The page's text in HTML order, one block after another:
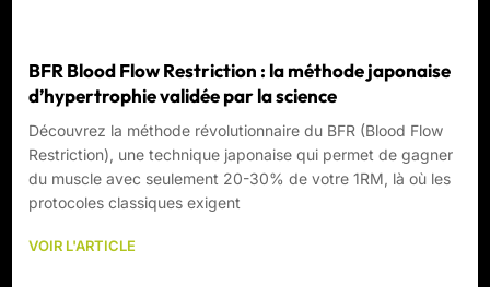
BFR Blood Flow Restriction : la méthode japonaise
d’hypertrophie validée par la science
Découvrez la méthode révolutionnaire du BFR (Blood Flow
Restriction), une technique japonaise qui permet de gagner
du muscle avec seulement 20-30% de votre 1RM, là où les
protocoles classiques exigent
VOIR L'ARTICLE